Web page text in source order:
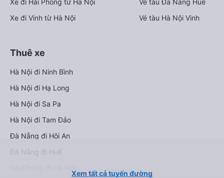
Xe đi Vinh từ Hà Nội
Vé tàu Hà Nội Vinh
Thuê xe
Hà Nội đi Ninh Bình
Hà Nội đi Hạ Long
Hà Nội đi Sa Pa
Hà Nội đi Tam Đảo
Đà Nẵng đi Hội An
Đà Nẵng đi Huế
Xem tất cả tuyến đường